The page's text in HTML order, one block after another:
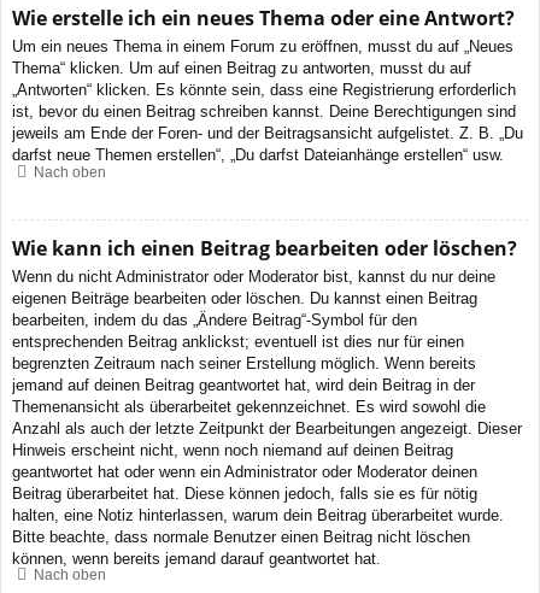
Wie erstelle ich ein neues Thema oder eine Antwort?
Um ein neues Thema in einem Forum zu eröffnen, musst du auf „Neues
Thema“ klicken. Um auf einen Beitrag zu antworten, musst du auf
„Antworten“ klicken. Es könnte sein, dass eine Registrierung erforderlich
ist, bevor du einen Beitrag schreiben kannst. Deine Berechtigungen sind
jeweils am Ende der Foren- und der Beitragsansicht aufgelistet. Z. B. „Du
darfst neue Themen erstellen“, „Du darfst Dateianhänge erstellen“ usw.
Nach oben
Wie kann ich einen Beitrag bearbeiten oder löschen?
Wenn du nicht Administrator oder Moderator bist, kannst du nur deine
eigenen Beiträge bearbeiten oder löschen. Du kannst einen Beitrag
bearbeiten, indem du das „Ändere Beitrag“-Symbol für den
entsprechenden Beitrag anklickst; eventuell ist dies nur für einen
begrenzten Zeitraum nach seiner Erstellung möglich. Wenn bereits
jemand auf deinen Beitrag geantwortet hat, wird dein Beitrag in der
Themenansicht als überarbeitet gekennzeichnet. Es wird sowohl die
Anzahl als auch der letzte Zeitpunkt der Bearbeitungen angezeigt. Dieser
Hinweis erscheint nicht, wenn noch niemand auf deinen Beitrag
geantwortet hat oder wenn ein Administrator oder Moderator deinen
Beitrag überarbeitet hat. Diese können jedoch, falls sie es für nötig
halten, eine Notiz hinterlassen, warum dein Beitrag überarbeitet wurde.
Bitte beachte, dass normale Benutzer einen Beitrag nicht löschen
können, wenn bereits jemand darauf geantwortet hat.
Nach oben